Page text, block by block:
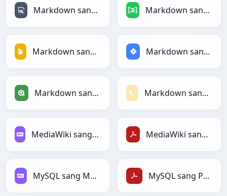
Markdown sang YAML Markdown sang DAX
Markdown sang Firebase Markdown sang Jira
Markdown sang Qlik Markdown sang Textile
MediaWiki sang Markdown MediaWiki sang PDF
MySQL sang Markdown MySQL sang PDF